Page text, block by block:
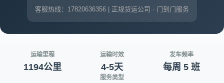
客服热线：17820636356 | 正规货运公司 · 门到门服务
运输里程
1194公里
运输时效
4-5天
发车频率
每周 5 班
服务类型